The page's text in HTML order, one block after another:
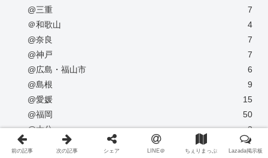
@三重
7
＠和歌山
4
@奈良
7
@神戸
7
@広島・福山市
6
@島根
9
@愛媛
15
@福岡
50
@大分
3
Recommended in English 1
前の記事 次の記事 シェア LINE＠ ちぇりまっぷ Lazada掲示板